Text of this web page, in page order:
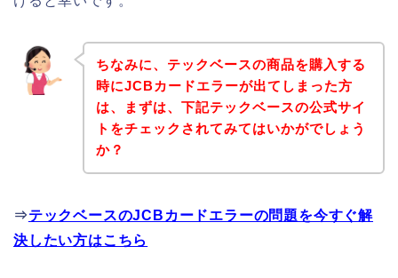
ちなみに、テックベースの商品を購入する
時にJCBカードエラーが出てしまった方
は、まずは、下記テックベースの公式サイ
トをチェックされてみてはいかがでしょう
か？
⇒テックベースのJCBカードエラーの問題を今すぐ解
決したい方はこちら